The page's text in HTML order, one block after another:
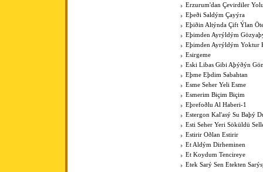
Erzurum'dan Çevirdiler
Eþeði Saldým Çayýra
Eþiðin Altýnda Çift Ýlan
Eþimden Ayrýldým
Eþimden Ayrýldým Yoktur
Esirgeme
Eski Libas Gibi Aþýðýn
Eþme Eþdim Sabahtan
Esme Seher Yeli Esme
Esmerim Biçim Biçim
Eþrefoðlu Al Haberi-1
Estergon Kal'asý Su Baþý
Esti Seher Yeri Söküldü
Estirir Oðlan Estirir
Et Aldým Dirheminen
Et Koydum Tencireye
Etek Sarý Sen Etekten